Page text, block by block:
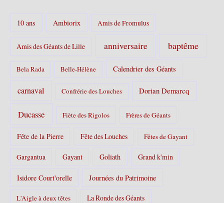
10 ans Ambiorix Amis de Fromulus
Amis des Géants de Lille anniversaire baptême
Bela Rada Belle-Hélène Calendrier des Géants
carnaval Confrérie des Louches Dorian Demarcq
Ducasse Fiète des Rigolos Frères de Géants
Fête de la Pierre Fête des Louches Fêtes de Gayant
Gargantua Gayant Goliath Grand k'min
Isidore Court'orelle Journées du Patrimoine
L'Aigle à deux têtes La Ronde des Géants